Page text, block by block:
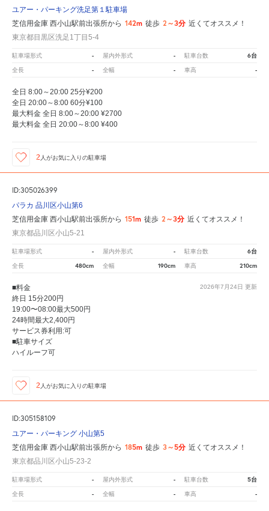
ユアー・パーキング洗足第１駐車場
芝信用金庫 西小山駅前出張所から 142m 徒歩 2～3分 近くてオススメ！
東京都目黒区洗足1丁目5-4
駐車場形式 - 屋内外形式 - 駐車台数 6台
全長 - 全幅 - 車高 -
全日 8:00～20:00 25分¥200
全日 20:00～8:00 60分¥100
最大料金 全日 8:00～20:00 ¥2700
最大料金 全日 20:00～8:00 ¥400
2 人がお気に入りの駐車場
ID:305026399
パラカ 品川区小山第6
芝信用金庫 西小山駅前出張所から 151m 徒歩 2～3分 近くてオススメ！
東京都品川区小山5-21
駐車場形式 - 屋内外形式 - 駐車台数 6台
全長 480cm 全幅 190cm 車高 210cm
2026年7月24日 更新
■料金
終日 15分200円
19:00〜08:00最大500円
24時間最大2,400円
サービス券利用:可
■駐車サイズ
ハイルーフ可
2 人がお気に入りの駐車場
ID:305158109
ユアー・パーキング 小山第5
芝信用金庫 西小山駅前出張所から 185m 徒歩 3～5分 近くてオススメ！
東京都品川区小山5-23-2
駐車場形式 - 屋内外形式 - 駐車台数 5台
全長 - 全幅 - 車高 -